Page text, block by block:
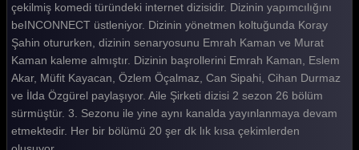
çekilmiş komedi türündeki internet dizisidir. Dizinin yapımcılığını
beINCONNECT üstleniyor. Dizinin yönetmen koltuğunda Koray
Şahin otururken, dizinin senaryosunu Emrah Kaman ve Murat
Kaman kaleme almıştır. Dizinin başrollerini Emrah Kaman, Eslem
Akar, Müfit Kayacan, Özlem Öçalmaz, Can Sipahi, Cihan Durmaz
ve İlda Özgürel paylaşıyor. Aile Şirketi dizisi 2 sezon 26 bölüm
sürmüştür. 3. Sezonu ile yine aynı kanalda yayınlanmaya devam
etmektedir. Her bir bölümü 20 şer dk lık kısa çekimlerden